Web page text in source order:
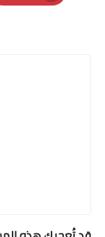
Pinterest